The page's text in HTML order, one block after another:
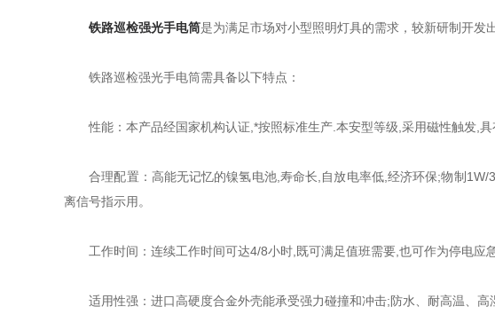
铁路巡检强光手电筒是为满足市场对小型照明灯具的需求，较新研制开发
铁路巡检强光手电筒需具备以下特点：
性能：本产品经国家机构认证,*按照标准生产.本安型等级,采用磁性触发,具
合理配置：高能无记忆的镍氢电池,寿命长,自放电率低,经济环保;物制1W/
离信号指示用。
工作时间：连续工作时间可达4/8小时,既可满足值班需要,也可作为停电应
适用性强：进口高硬度合金外壳能承受强力碰撞和冲击;防水、耐高温、高